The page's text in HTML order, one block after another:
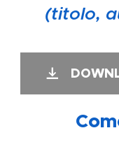
(titolo,